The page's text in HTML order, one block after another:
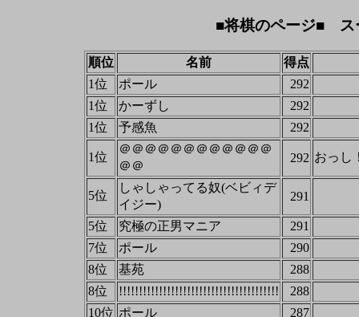
■将棋のページ■ ス
順位 名前
得点
1位
ポール
292
1位
かーずし
292
1位
予感魚 292
1位
＠＠＠＠＠＠＠＠＠＠＠＠
＠＠
292 おっし
5位
しゃしゃってる奴(ベビィデ
イジー)
291
5位 究極の正男マニア
291
7位
ポール
290
8位
基苑
288
8位
!!!!!!!!!!!!!!!!!!!!!!!!!!!!!!!!!!!!!!!!
288
10位 ポール
287